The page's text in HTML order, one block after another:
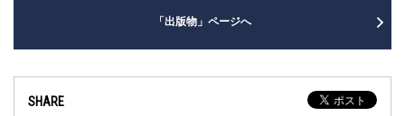
「出版物」ページへ
SHARE